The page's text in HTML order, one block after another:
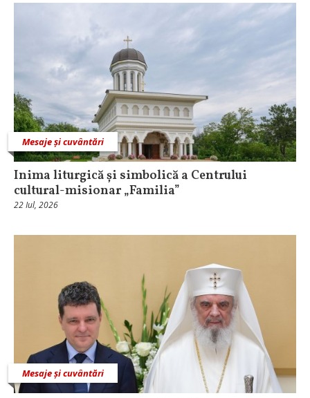
Mesaje și cuvântări
Inima liturgică și simbolică a Centrului
cultural-misionar „Familia”
22 Iul, 2026
Mesaje și cuvântări